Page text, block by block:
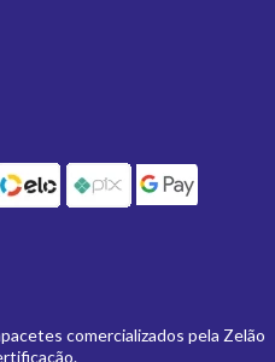
comercializados pela Zelão